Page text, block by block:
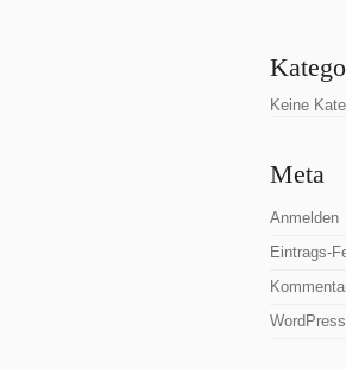
Keine
Meta
Anmelden
Eintrags-